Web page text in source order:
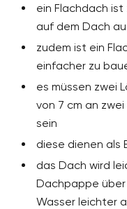
ein Flachdach
auf dem Dach
zudem ist ein
einfacher zu
es müssen zwei
von 7 cm an
sein
diese dienen als
das Dach wird
Dachpappe
Wasser leichter